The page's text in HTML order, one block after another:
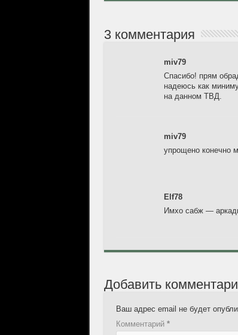
3 комментария
miv79
Спасибо! прям
надеюсь как
на данном ТВД.
miv79
упрощено конечно
Elf78
Имхо сабж —
Добавить
Ваш адрес email не будет
Комментарий *